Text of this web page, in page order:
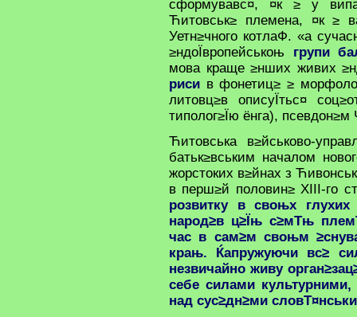
сформувавс¤, ¤к ≥ у
Ћитовськ≥ племена, ¤к ≥
Уетн≥чного котлаФ. «а
≥ндоЇвропейськоњ групи
мова краще ≥нших живих
риси в фонетиц≥ ≥
литовц≥в описуЇтьс¤
типолог≥Їю ёнга),
Ћитовська в≥йськово-
батьк≥вським началом
жорстоких в≥йнах з
в перш≥й половин≥ XIII-го
розвитку в своњх
народ≥в ц≥Їњ с≥мТњ
час в сам≥м своњм
крањ. Ќапружуючи вс≥
незвичайно живу
себе силами
над сус≥дн≥ми